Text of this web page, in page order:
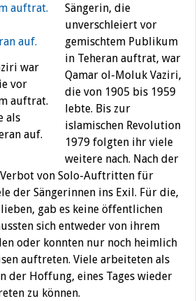
war
vor
auftrat.
als
auf.
Sängerin, die
unverschleiert vor
gemischtem Publikum
in Teheran auftrat, war
Qamar ol-Moluk Vaziri,
die von 1905 bis 1959
lebte. Bis zur
islamischen Revolution
1979 folgten ihr viele
weitere nach. Nach der
von Solo-Auftritten für
der Sängerinnen ins Exil. Für die,
gab es keine öffentlichen
sich entweder von ihrem
oder konnten nur noch heimlich
auftreten. Viele arbeiteten als
der Hoffung, eines Tages wieder
zu können.